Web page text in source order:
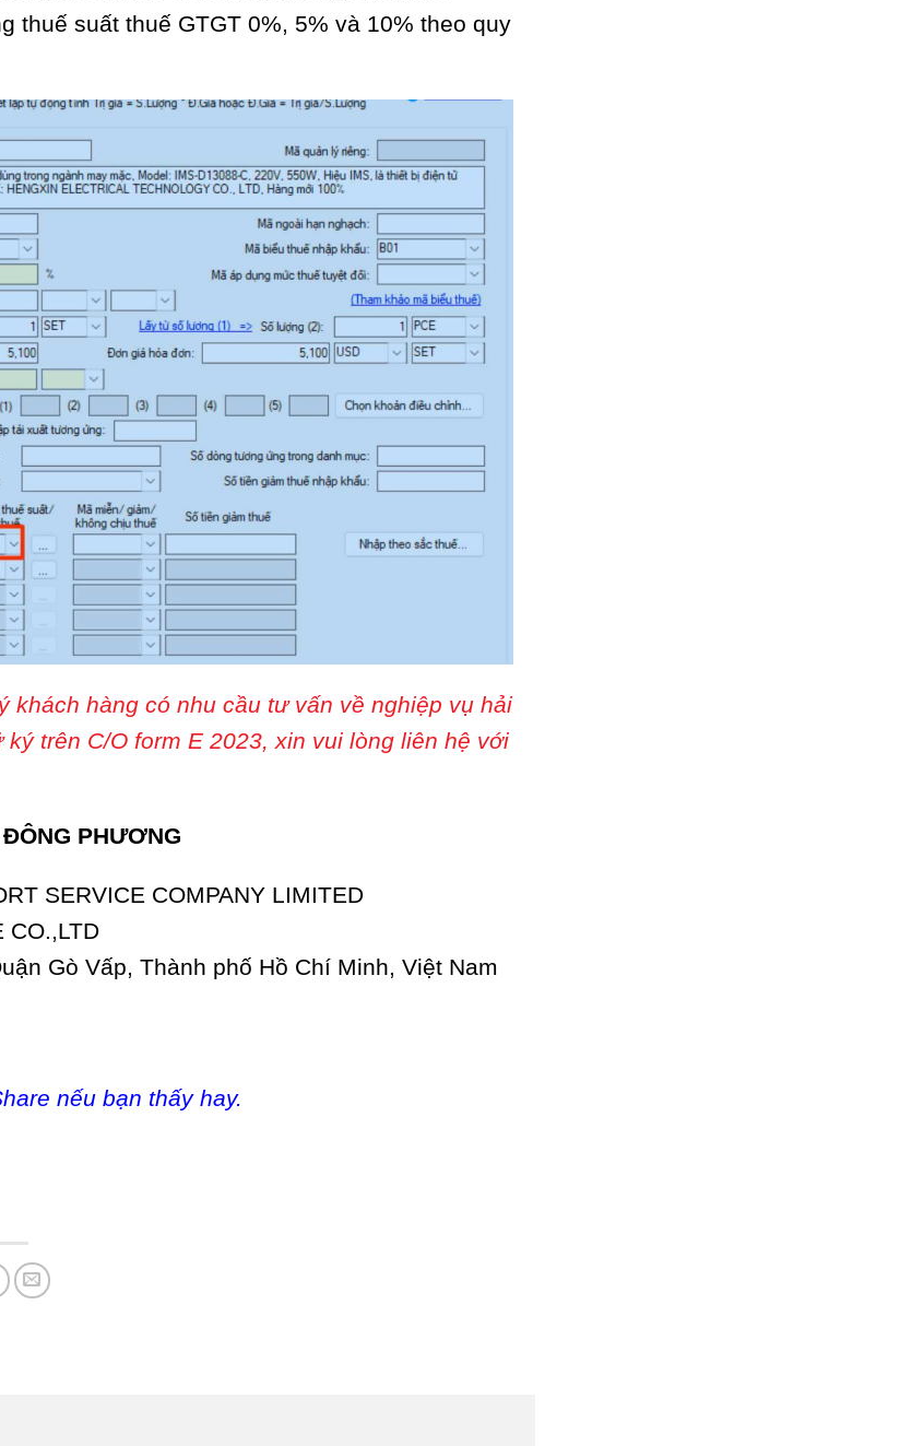
thuế suất thuế GTGT 0%, 5% và 10% theo quy
khách hàng có nhu cầu tư vấn về nghiệp vụ hải
trên C/O form E 2023, xin vui lòng liên hệ với
PHƯƠNG
SERVICE COMPANY LIMITED
CO.,LTD
Gò Vấp, Thành phố Hồ Chí Minh, Việt Nam
nếu bạn thấy hay.